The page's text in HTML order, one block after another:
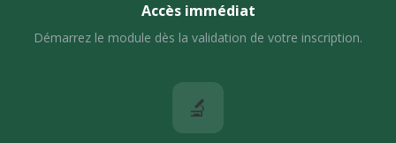
Accès immédiat
Démarrez le module dès la validation de votre inscription.
🔬